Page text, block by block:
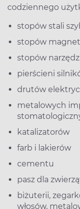
codziennego
stopów stali
stopów
stopów
pierścieni
drutów
metalowych
katalizatorów
farb i lakierów
cementu
pasz dla
biżuterii,
włosów,